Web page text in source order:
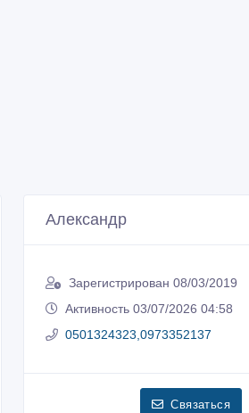
Александр
Зарегистрирован 08/03/2019
Активность 03/07/2026 04:58
0501324323,0973352137
Связаться